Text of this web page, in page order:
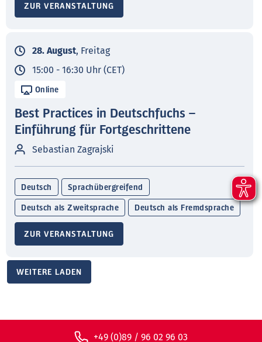
ZUR VERANSTALTUNG
28. August, Freitag
15:00 - 16:30 Uhr (CET)
Online
Best Practices in Deutschfuchs –
Einführung für Fortgeschrittene
Sebastian Zagrajski
Deutsch Sprachübergreifend
Deutsch als Zweitsprache Deutsch als Fremdsprache
ZUR VERANSTALTUNG
WEITERE LADEN
+49 (0)89 / 96 02 96 03